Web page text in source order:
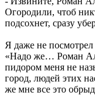
Огородили, чтоб
подсохнет, сразу
Я даже не посмотрел
«Надо же… Роман
пидором меня не
город, людей этих
же мне все это